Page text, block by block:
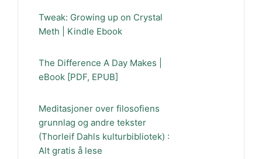
Tweak: Growing up on Crystal
Meth | Kindle Ebook
The Difference A Day Makes |
eBook [PDF, EPUB]
Meditasjoner over filosofiens
grunnlag og andre tekster
(Thorleif Dahls kulturbibliotek) :
Alt gratis å lese